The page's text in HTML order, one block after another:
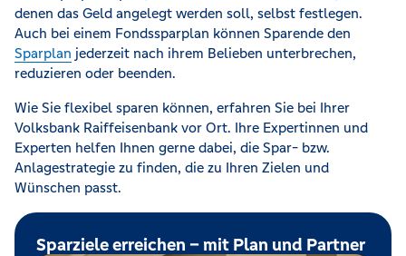
denen das Geld angelegt werden soll, selbst festlegen.
Auch bei einem Fondssparplan können Sparende den
Sparplan jederzeit nach ihrem Belieben unterbrechen,
reduzieren oder beenden.
Wie Sie flexibel sparen können, erfahren Sie bei Ihrer
Volksbank Raiffeisenbank vor Ort. Ihre Expertinnen und
Experten helfen Ihnen gerne dabei, die Spar- bzw.
Anlagestrategie zu finden, die zu Ihren Zielen und
Wünschen passt.
Sparziele erreichen – mit Plan und Partner